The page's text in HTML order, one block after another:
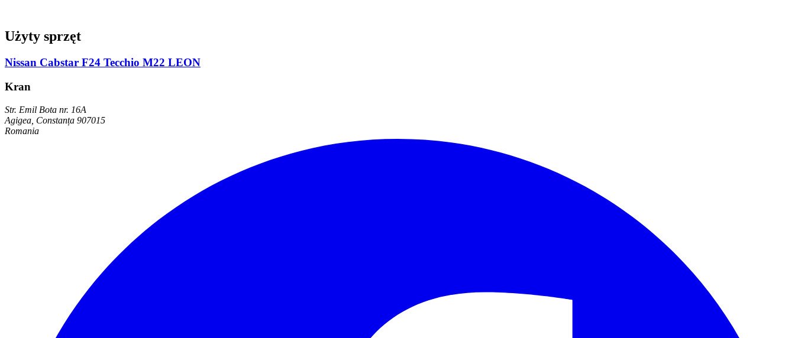
Użyty sprzęt
Nissan Cabstar F24 Tecchio M22 LEON
Kran
Str. Emil Bota nr. 16A
Agigea, Constanța 907015
Romania